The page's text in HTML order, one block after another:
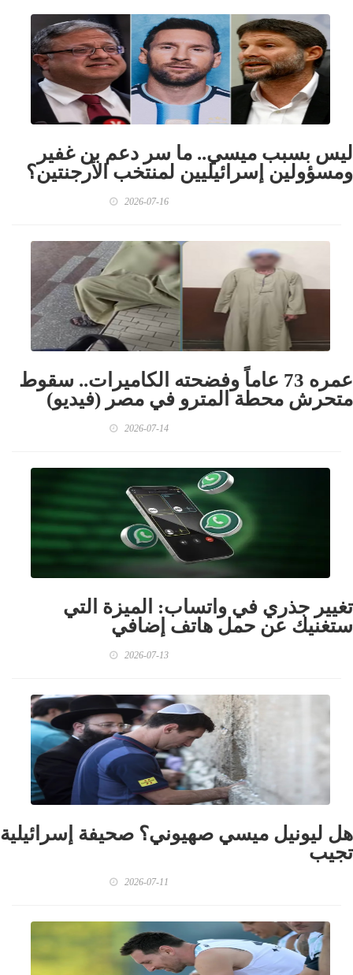
ليس بسبب ميسي.. ما سر دعم بن غفير
ومسؤولين إسرائيليين لمنتخب الأرجنتين؟
2026-07-16
عمره 73 عاماً وفضحته الكاميرات.. سقوط
متحرش محطة المترو في مصر (فيديو)
2026-07-14
تغيير جذري في واتساب: الميزة التي
ستغنيك عن حمل هاتف إضافي
2026-07-13
هل ليونيل ميسي صهيوني؟ صحيفة إسرائيلية
تجيب
2026-07-11